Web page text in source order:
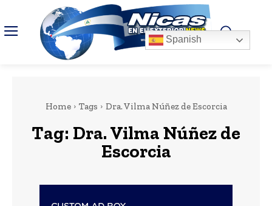
Home Tags Dra. Vilma Núñez de Escorcia
Tag: Dra. Vilma Núñez de
Escorcia
Spanish